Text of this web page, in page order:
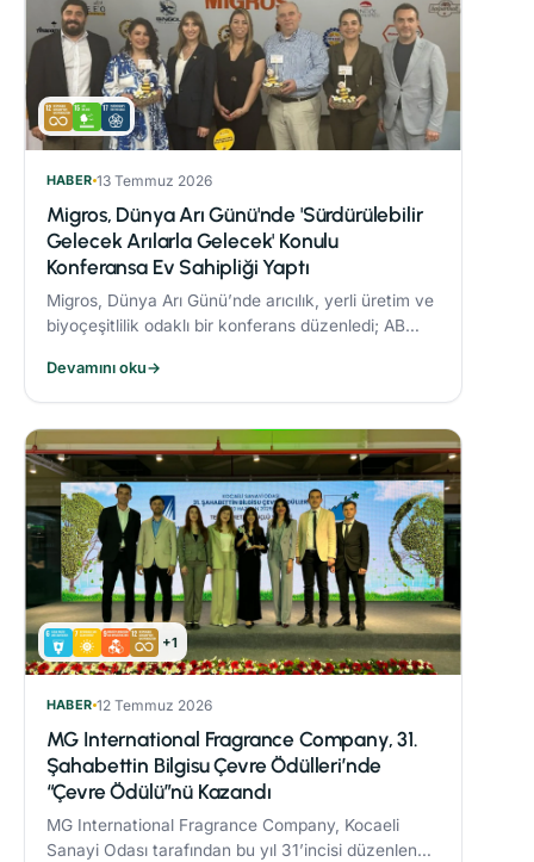
HABER 13 Temmuz 2026
Migros, Dünya Arı Günü'nde 'Sürdürülebilir
Gelecek Arılarla Gelecek' Konulu
Konferansa Ev Sahipliği Yaptı
Migros, Dünya Arı Günü’nde arıcılık, yerli üretim ve
biyoçeşitlilik odaklı bir konferans düzenledi; AB
çevre dostu üretim konuları ele alındı.
Devamını oku→
+1
HABER 12 Temmuz 2026
MG International Fragrance Company, 31.
Şahabettin Bilgisu Çevre Ödülleri’nde
“Çevre Ödülü”nü Kazandı
MG International Fragrance Company, Kocaeli
Sanayi Odası tarafından bu yıl 31’incisi düzenlenen